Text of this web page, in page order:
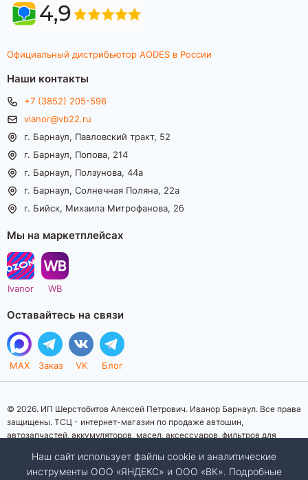
Официальный дистрибьютор AODES в России
Наши контакты
+7 (3852) 205-596
vianor@vb22.ru
г. Барнаул, Павловский тракт, 52
г. Барнаул, Попова, 214
г. Барнаул, Ползунова, 44а
г. Барнаул, Солнечная Поляна, 22а
г. Бийск, Михаила Митрофанова, 2б
Мы на маркетплейсах
Ivanor WB
Оставайтесь на связи
MAX Заказ VK Блог
© 2026. ИП Шерстобитов Алексей Петрович. Иванор Барнаул. Все права
защищены. ТСЦ - интернет-магазин по продаже автошин,
автозапчастей, аккумуляторов, масел, аксессуаров, фильтров для
информационный характер. Представленная информация о товарах, их
стоимости, характеристик, фото, наличия на складе ни при каких
Наш сайт использует файлы cookie и аналитические
инструменты ООО «ЯНДЕКС» и ООО «ВК». Подробные